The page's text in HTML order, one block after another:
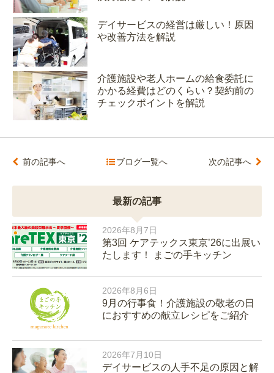
デイサービスの経営は厳しい！原因
や改善方法を解説
介護施設や老人ホームの給食委託に
かかる経費はどのくらい？契約前の
チェックポイントを解説
前の記事へ ブログ一覧へ 次の記事へ
最新の記事
2026年8月7日
第3回 ケアテックス東京’26に出展い
たします！ まごの手キッチン
2026年8月6日
9月の行事食！介護施設の敬老の日
におすすめの献立レシピをご紹介
2026年7月10日
デイサービスの人手不足の原因と解